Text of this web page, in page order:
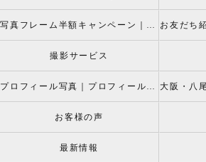
写真フレーム半額キャンペーン｜大阪・八尾市 写真撮影なら半額割引キャペーン開催中の岡本スタジオへ
撮影サービス
プロフィール写真｜プロフィールフォト
お客様の声
最新情報